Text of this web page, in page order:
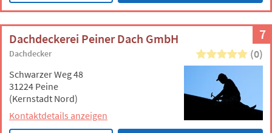
7
Dachdeckerei Peiner Dach GmbH
Dachdecker (0)
Schwarzer Weg 48
31224 Peine
(Kernstadt Nord)
Kontaktdetails anzeigen